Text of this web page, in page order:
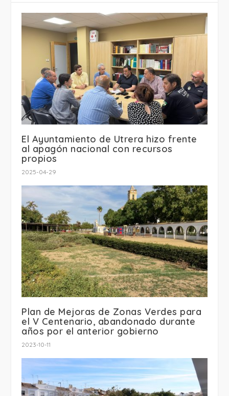
El Ayuntamiento de Utrera hizo frente
al apagón nacional con recursos
propios
2025-04-29
Plan de Mejoras de Zonas Verdes para
el V Centenario, abandonado durante
años por el anterior gobierno
2023-10-11